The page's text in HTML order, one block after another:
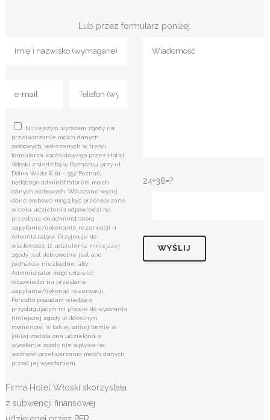
Lub przez formularz poniżej.
Niniejszym wyrażam zgody na
przetwarzanie moich danych
osobowych, wskazanych w treści
formularza kontaktowego przez Hotel
Włoski z siedzibą w Poznaniu przy ul.
Dolna Wilda 8, 61 – 552 Poznań,
będącego administratorem moich
danych osobowych. Wskazane wyżej
dane osobowe mogą być przetwarzane
w celu udzielenia odpowiedzi na
przesłane do administratora
zapytanie/dokonanie rezerwacji u
Administratora. Przyjmuje do
wiadomości, iż udzielenie niniejszej
zgody jest dobrowolne jest ono
jednakże niezbędne, aby
Administrator mógł udzielić
odpowiedzi na przesłane
zapytanie/dokonać rezerwacji.
Ponadto posiadam wiedzę o
przysługującym mi prawie do wycofania
niniejszej zgody w dowolnym
momencie, w takiej samej formie w
jakiej została ona udzielona, a
wycofanie zgody nie wpływa na
ważność przetwarzania moich danych
przed jej wycofaniem.
Firma Hotel Włoski skorzystała
z subwencji finansowej
24+36=?